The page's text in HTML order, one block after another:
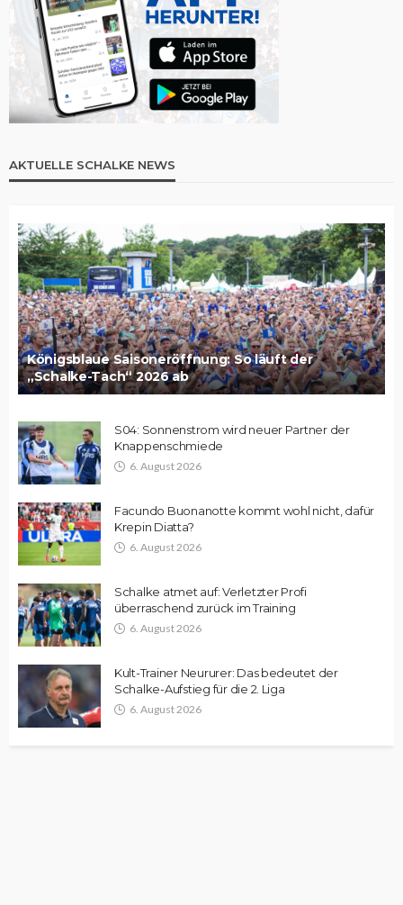
AKTUELLE SCHALKE NEWS
Königsblaue Saisoneröffnung: So läuft der
„Schalke-Tach“ 2026 ab
S04: Sonnenstrom wird neuer Partner der
Knappenschmiede
6. August 2026
Facundo Buonanotte kommt wohl nicht, dafür
Krepin Diatta?
6. August 2026
Schalke atmet auf: Verletzter Profi
überraschend zurück im Training
6. August 2026
Kult-Trainer Neururer: Das bedeutet der
Schalke-Aufstieg für die 2. Liga
6. August 2026